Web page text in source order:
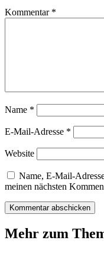
Kommentar *
Name *
E-Mail-Adresse *
Website
Name, E-Mail-
meinen nächsten
Mehr zum